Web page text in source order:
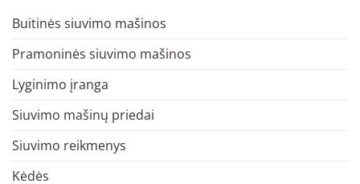
Buitinės siuvimo mašinos
Pramoninės siuvimo mašinos
Lyginimo įranga
Siuvimo mašinų priedai
Siuvimo reikmenys
Kėdės